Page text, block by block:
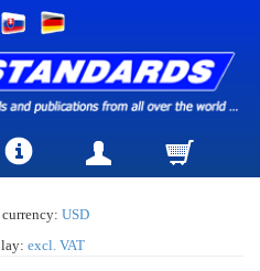
USD
excl. VAT